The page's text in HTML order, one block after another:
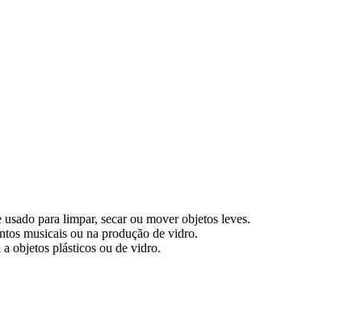
para limpar, secar ou mover objetos leves.
musicais ou na produção de vidro.
objetos plásticos ou de vidro.